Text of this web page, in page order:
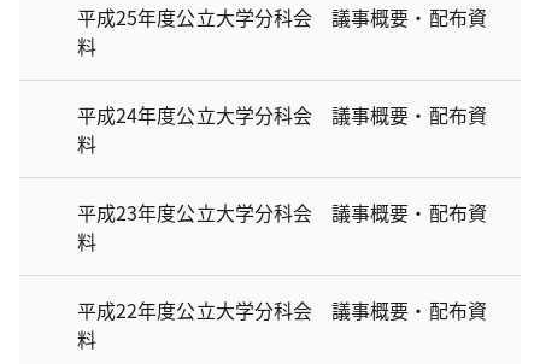
平成25年度公立大学分科会 議事概要・配布資
料
平成24年度公立大学分科会 議事概要・配布資
料
平成23年度公立大学分科会 議事概要・配布資
料
平成22年度公立大学分科会 議事概要・配布資
料